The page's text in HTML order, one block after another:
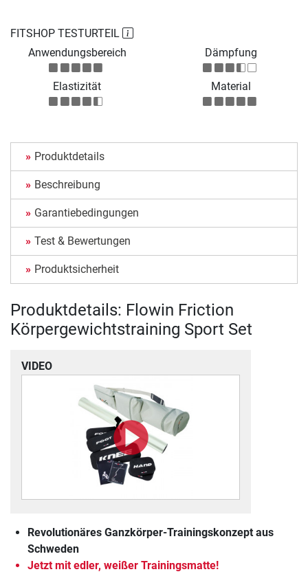
FITSHOP TESTURTEIL
Anwendungsbereich
Dämpfung
Elastizität Material
Produktdetails
Beschreibung
Garantiebedingungen
Test & Bewertungen
Produktsicherheit
Produktdetails: Flowin Friction
Körpergewichtstraining Sport Set
VIDEO
Revolutionäres Ganzkörper-Trainingskonzept aus
Schweden
Jetzt mit edler, weißer Trainingsmatte!